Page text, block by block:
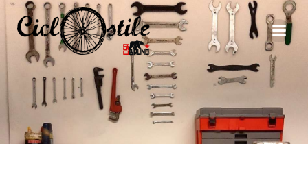
Vai
al
contenuto